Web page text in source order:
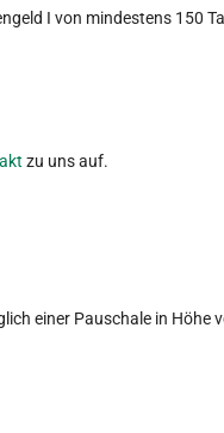
I von mindestens 150
zu uns auf.
einer Pauschale in Höhe